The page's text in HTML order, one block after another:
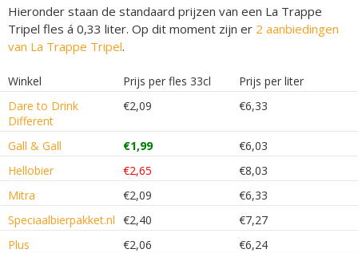
Hieronder staan de standaard prijzen van een La Trappe
Tripel fles á 0,33 liter. Op dit moment zijn er 2 aanbiedingen
van La Trappe Tripel.
Winkel Prijs per fles 33cl
Prijs per liter
Dare to Drink
Different
€2,09 €6,33
Gall & Gall €1,99
€6,03
Hellobier
€2,65
€8,03
Mitra
€2,09
€6,33
Speciaalbierpakket.nl €2,40
€7,27
Plus
€2,06 €6,24